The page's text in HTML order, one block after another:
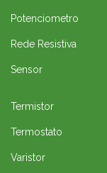
Potenciometro
Rede Resistiva
Sensor
Termistor
Termostato
Varistor